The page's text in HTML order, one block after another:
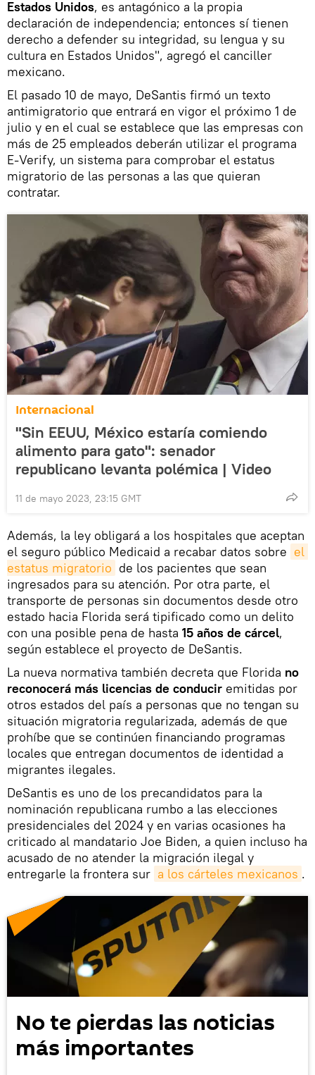
Estados Unidos, es antagónico a la propia
declaración de independencia; entonces sí tienen
derecho a defender su integridad, su lengua y su
cultura en Estados Unidos", agregó el canciller
mexicano.
El pasado 10 de mayo, DeSantis firmó un texto
antimigratorio que entrará en vigor el próximo 1 de
julio y en el cual se establece que las empresas con
más de 25 empleados deberán utilizar el programa
E-Verify, un sistema para comprobar el estatus
migratorio de las personas a las que quieran
contratar.
Internacional
"Sin EEUU, México estaría comiendo
alimento para gato": senador
republicano levanta polémica | Video
11 de mayo 2023, 23:15 GMT
Además, la ley obligará a los hospitales que aceptan
el seguro público Medicaid a recabar datos sobre el
estatus migratorio de los pacientes que sean
ingresados para su atención. Por otra parte, el
transporte de personas sin documentos desde otro
estado hacia Florida será tipificado como un delito
con una posible pena de hasta 15 años de cárcel,
según establece el proyecto de DeSantis.
La nueva normativa también decreta que Florida no
reconocerá más licencias de conducir emitidas por
otros estados del país a personas que no tengan su
situación migratoria regularizada, además de que
prohíbe que se continúen financiando programas
locales que entregan documentos de identidad a
migrantes ilegales.
DeSantis es uno de los precandidatos para la
nominación republicana rumbo a las elecciones
presidenciales del 2024 y en varias ocasiones ha
criticado al mandatario Joe Biden, a quien incluso ha
acusado de no atender la migración ilegal y
entregarle la frontera sur a los cárteles mexicanos .
No te pierdas las noticias
más importantes